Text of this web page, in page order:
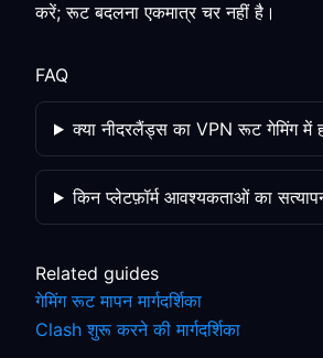
करें; रूट बदलना एकमात्र चर नहीं है।
FAQ
क्या नीदरलैंड्स का VPN रूट गेमिंग में
किन प्लेटफ़ॉर्म आवश्यकताओं का
Related guides
गेमिंग रूट मापन मार्गदर्शिका
Clash शुरू करने की मार्गदर्शिका